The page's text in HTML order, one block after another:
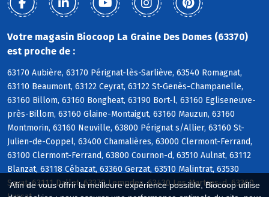
Afin de vous offrir la meilleure expérience possible, Biocoop utilise
Votre magasin Biocoop La Graine Des Domes (63370)
est proche de :
63170 Aubière, 63170 Pérignat-lès-Sarliève, 63540 Romagnat,
63110 Beaumont, 63122 Ceyrat, 63122 St-Genès-Champanelle,
63160 Billom, 63160 Bongheat, 63190 Bort-l, 63160 Egliseneuve-
près-Billom, 63160 Glaine-Montaigut, 63160 Mauzun, 63160
Montmorin, 63160 Neuville, 63800 Pérignat s/Allier, 63160 St-
Julien-de-Coppel, 63400 Chamalières, 63000 Clermont-Ferrand,
63100 Clermont-Ferrand, 63800 Cournon-d, 63510 Aulnat, 63112
Blanzat, 63118 Cébazat, 63360 Gerzat, 63510 Malintrat, 63530
Sayat, 63111 Dallet, 63370 Lempdes, 63430 Les Martres-d, 63360